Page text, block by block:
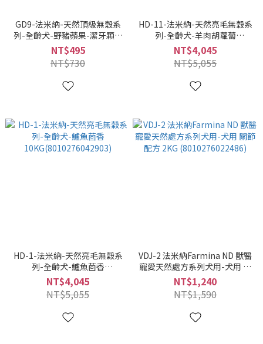
GD9-法米納-天然頂級無穀系
列-全齡犬-野豬蘋果-潔牙顆粒
800KG(8010276020338)
NT$495
NT$730
HD-11-法米納-天然亮毛無穀系
列-全齡犬-羊肉胡蘿蔔
10KG(8010276042910)
NT$4,045
NT$5,055
HD-1-法米納-天然亮毛無穀系
列-全齡犬-鱸魚茴香
10KG(8010276042903)
NT$4,045
NT$5,055
VDJ-2 法米納Farmina ND 獸醫
寵愛天然處方系列犬用-犬用 關
節配方 2KG (8010276022486)
NT$1,240
NT$1,590